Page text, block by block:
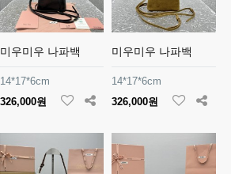
미우미우 나파백
14*17*6cm
326,000원
미우미우 나파백
14*17*6cm
326,000원